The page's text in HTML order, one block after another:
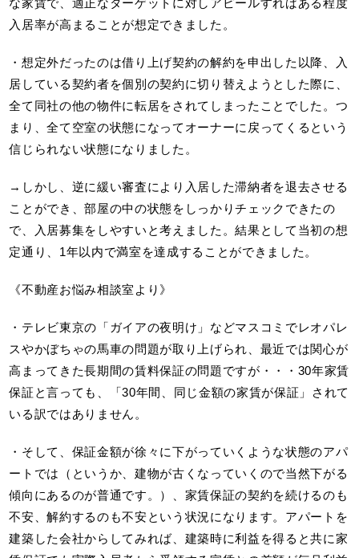
な家賃で、適正なターゲットに対しアピールすればある程度
入居率が高まることが想定できました。
・想定外だったのは借り上げ契約の解約を申出した以降、入
居している契約者を個別の契約に切り替えようとした際に、
全て同社の他の物件に転居をされてしまったことでした。つ
まり、全て空室の状態になってオーナーに戻ってくるという
信じられない状態になりました。
→しかし、逆に緩い審査により入居した滞納者を退去させる
ことができ、部屋の中の状態をしっかりチェックできたの
で、入居募集をしやすいと考えました。結果として当初の想
定通り、1年以内で満室を達成することができました。
《不動産お悩み相談室より》
・テレビ東京の「ガイアの夜明け」などマスコミでレオパレ
スやかぼちゃの馬車の問題が取り上げられ、最近では関心が
高まってきた長期間の賃料保証の問題ですが・・・30年家賃
保証と言っても、「30年間、同じ金額の家賃が保証」されて
いる訳ではありません。
・そして、保証金額が徐々に下がっていくような状態のアパ
ートでは（というか、建物が古くなっていくので当然下がる
傾向にあるのが普通です。）、家賃保証の契約を続けるのも
不安、解約するのも不安という状況になります。アパートを
建築した会社からしてみれば、建築時に利益を得ると共に家